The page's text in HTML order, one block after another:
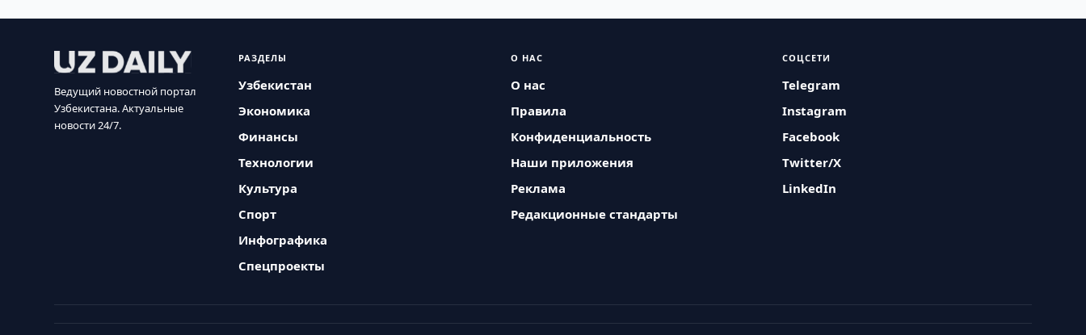
Ведущий новостной портал
Узбекистана. Актуальные
новости 24/7.
РАЗДЕЛЫ
Узбекистан
Экономика
Финансы
Технологии
Культура
Спорт
Инфографика
Спецпроекты
О НАС
О нас
Правила
Конфиденциальность
Наши приложения
Реклама
Редакционные стандарты
СОЦСЕТИ
Telegram
Instagram
Facebook
Twitter/X
LinkedIn